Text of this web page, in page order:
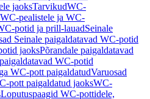
jaoksTarvikudWC-
WC-pealistele ja WC-
potid ja prill-lauadSeinale
Seinale paigaldatavad WC-potid
jaoksPõrandale paigaldatavad
WC-potid
WC-pott paigaldatudVaruosad
pott paigaldatud jaoksWC-
Loputuspaagid WC-pottidele,